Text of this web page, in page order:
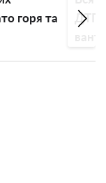
горя та
ДТП: